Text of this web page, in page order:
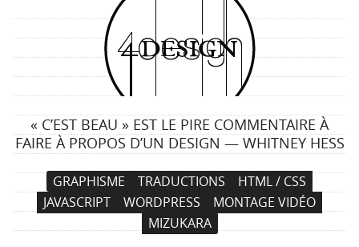
4
d
e
s
i
g
« C’EST BEAU » EST LE PIRE COMMENTAIRE À
FAIRE À PROPOS D’UN DESIGN — WHITNEY HESS
GRAPHISME TRADUCTIONS
HTML / CSS
JAVASCRIPT
WORDPRESS
MONTAGE VIDÉO
MIZUKARA